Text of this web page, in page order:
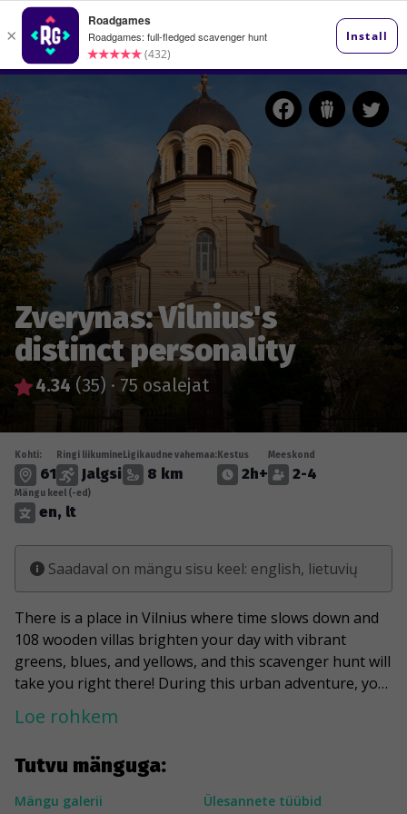
Zverynas: Vilnius's
distinct personality
4.34 (35) · 75 osalejat
Tutvu mänguga:
Mängu galerii
Ülesannete tüübid
Kohti:
61
Ringi liikumine
Jalgsi
Ligikaudne vahemaa:
8 km
Kestus
2h+
Meeskond
2-4
Mängu keel (-ed)
en, lt
Saadaval on mängu sisu keel: english, lietuvių
There is a place in Vilnius where time slows down and
108 wooden villas brighten your day with vibrant
greens, blues, and yellows, and this scavenger hunt will
take you right there! During this urban adventure, you
will visit one of the "off the beaten track" attractions in
the capital of Lithuania, the Zverynas district. It will
laces hidden in gardens and a good mix of modern and
historic buildings. You'll learn about the Karaite
Loe rohkem